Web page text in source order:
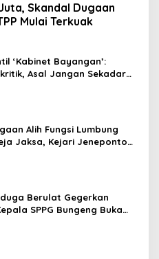
Skandal Dugaan
Mulai Terkuak
‘Kabinet Bayangan’:
Asal Jangan Sekadar
Alih Fungsi Lumbung
Jaksa, Kejari Jeneponto
Seluruh Dokumen
Berulat Gegerkan
SPPG Bungeng Buka